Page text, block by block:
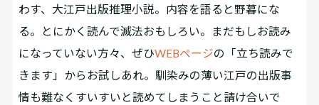
わす、大江戸出版推理小説。内容を語ると野暮にな
る。とにかく読んで滅法おもしろい。まだもしお読み
になっていない方々、ぜひWEBページの「立ち読みで
きます」からお試しあれ。馴染みの薄い江戸の出版事
情も難なくすいすいと読めてしまうこと請け合いで